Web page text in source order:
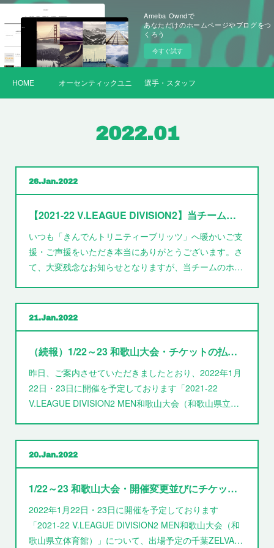
Ameba Owndで
あなただけのホームページやブログをつ
くろう
今すぐ試す
HOME オーセンティックユニフォーム選手・スタッフ
2022.01
26 Jan 2022
【2021-22 V.LEAGUE DIVISION2】当チームホームゲーム 岸和田大会 ・紀の川大会の開催方式変更について
いつも「きんでんトリニティーブリッツ」へ暖かいご支
援・ご声援をいただき本当にありがとうございます。さ
て、大変残念なお知らせとなりますが、当チームのホ…
21 Jan 2022
（続報）1/22～23 和歌山大会・チケットの払い戻しについて
昨日、ご案内させていただきましたとおり、2022年1月
22日・23日に開催を予定しております「2021-22
V.LEAGUE DIVISION2 MEN和歌山大会（和歌山県立…
20 Jan 2022
1/22～23 和歌山大会・開催変更並びにチケットの払い戻しについて
2022年1月22日・23日に開催を予定しております
「2021-22 V.LEAGUE DIVISION2 MEN和歌山大会（和
歌山県立体育館）」について、出場予定の千葉ZELVA…